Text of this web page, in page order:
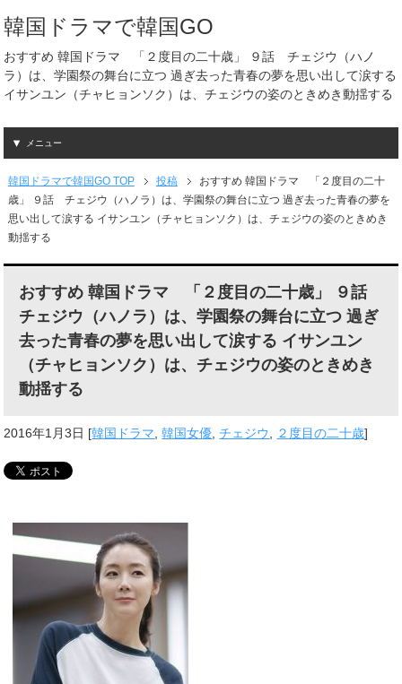
韓国ドラマで韓国GO
おすすめ 韓国ドラマ 「２度目の二十歳」 ９話 チェジウ（ハノ
ラ）は、学園祭の舞台に立つ 過ぎ去った青春の夢を思い出して涙する
イサンユン（チャヒョンソク）は、チェジウの姿のときめき動揺する
メニュー
韓国ドラマで韓国GO TOP 投稿
おすすめ 韓国ドラマ 「２度目の二十
歳」 ９話 チェジウ（ハノラ）は、学園祭の舞台に立つ 過ぎ去った青春の夢を
思い出して涙する イサンユン（チャヒョンソク）は、チェジウの姿のときめき
動揺する
おすすめ 韓国ドラマ 「２度目の二十歳」 ９話
チェジウ（ハノラ）は、学園祭の舞台に立つ 過ぎ
去った青春の夢を思い出して涙する イサンユン
（チャヒョンソク）は、チェジウの姿のときめき
動揺する
2016年1月3日 [韓国ドラマ,韓国女優,チェジウ, ２度目の二十歳]